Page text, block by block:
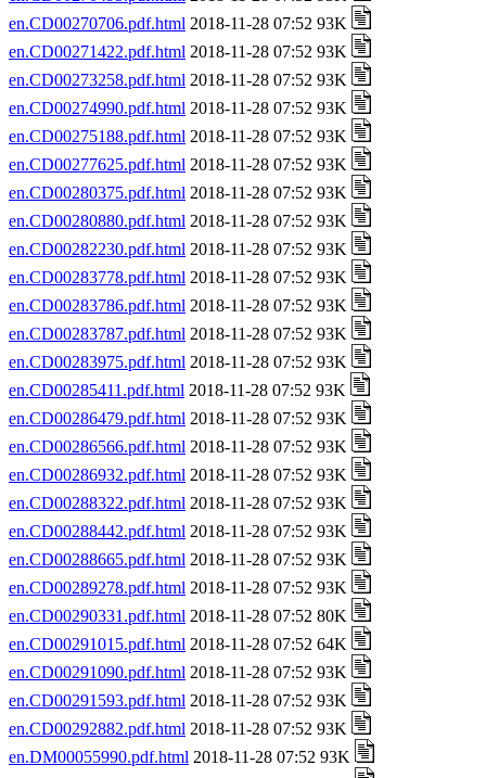
en.CD00270706.pdf.html 2018-11-28 07:52 93K
en.CD00271422.pdf.html 2018-11-28 07:52 93K
en.CD00273258.pdf.html 2018-11-28 07:52 93K
en.CD00274990.pdf.html 2018-11-28 07:52 93K
en.CD00275188.pdf.html 2018-11-28 07:52 93K
en.CD00277625.pdf.html 2018-11-28 07:52 93K
en.CD00280375.pdf.html 2018-11-28 07:52 93K
en.CD00280880.pdf.html 2018-11-28 07:52 93K
en.CD00282230.pdf.html 2018-11-28 07:52 93K
en.CD00283778.pdf.html 2018-11-28 07:52 93K
en.CD00283786.pdf.html 2018-11-28 07:52 93K
en.CD00283787.pdf.html 2018-11-28 07:52 93K
en.CD00283975.pdf.html 2018-11-28 07:52 93K
en.CD00285411.pdf.html 2018-11-28 07:52 93K
en.CD00286479.pdf.html 2018-11-28 07:52 93K
en.CD00286566.pdf.html 2018-11-28 07:52 93K
en.CD00286932.pdf.html 2018-11-28 07:52 93K
en.CD00288322.pdf.html 2018-11-28 07:52 93K
en.CD00288442.pdf.html 2018-11-28 07:52 93K
en.CD00288665.pdf.html 2018-11-28 07:52 93K
en.CD00289278.pdf.html 2018-11-28 07:52 93K
en.CD00290331.pdf.html 2018-11-28 07:52 80K
en.CD00291015.pdf.html 2018-11-28 07:52 64K
en.CD00291090.pdf.html 2018-11-28 07:52 93K
en.CD00291593.pdf.html 2018-11-28 07:52 93K
en.CD00292882.pdf.html 2018-11-28 07:52 93K
en.DM00055990.pdf.html 2018-11-28 07:52 93K